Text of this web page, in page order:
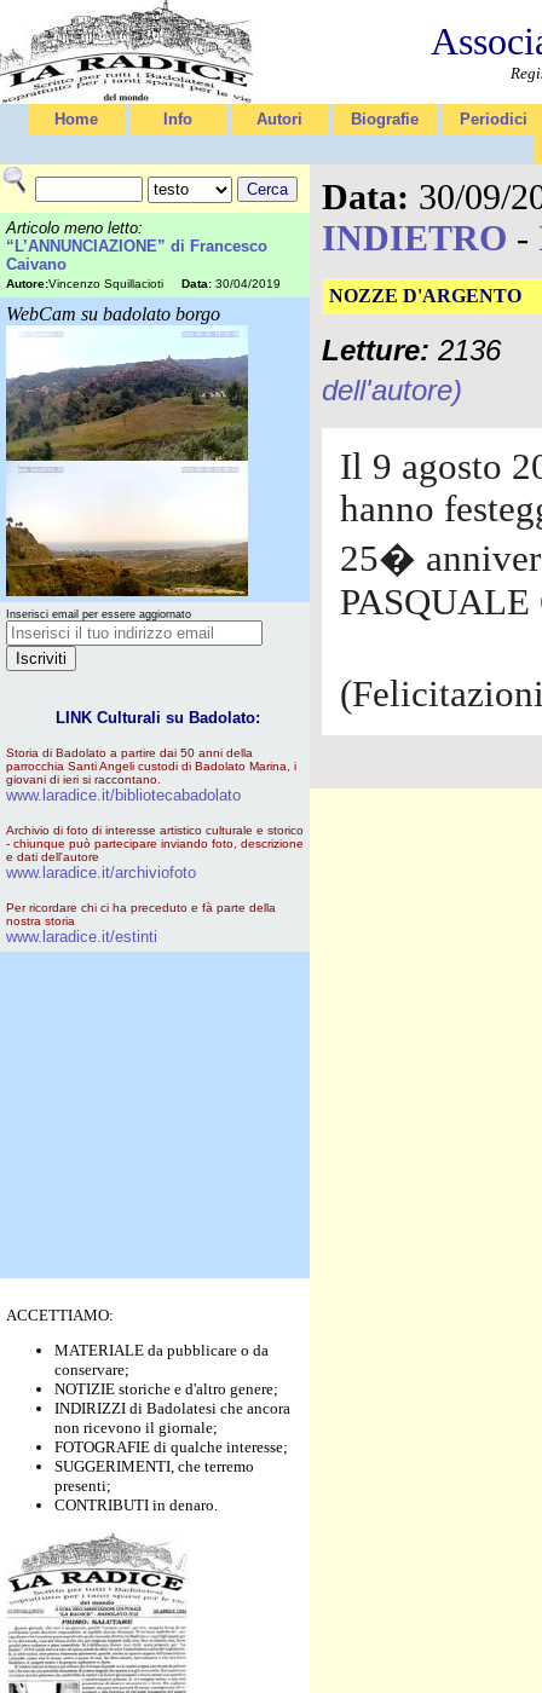
Home Info Autori Biografie Periodici
Articolo meno letto:
“L’ANNUNCIAZIONE” di Francesco
Caivano
Autore:Vincenzo Squillacioti Data: 30/04/2019
WebCam su badolato borgo
Inserisci email per essere aggiornato
LINK Culturali su Badolato:
Storia di Badolato a partire dai 50 anni della
parrocchia Santi Angeli custodi di Badolato Marina, i
giovani di ieri si raccontano.
www.laradice.it/bibliotecabadolato
Archivio di foto di interesse artistico culturale e storico
- chiunque può partecipare inviando foto, descrizione
e dati dell'autore
www.laradice.it/archiviofoto
Per ricordare chi ci ha preceduto e fà parte della
nostra storia
www.laradice.it/estinti
ACCETTIAMO:
MATERIALE da pubblicare o da
conservare;
NOTIZIE storiche e d'altro genere;
INDIRIZZI di Badolatesi che ancora
non ricevono il giornale;
FOTOGRAFIE di qualche interesse;
SUGGERIMENTI, che terremo
presenti;
CONTRIBUTI in denaro.
Data: 30/09/
INDIETRO -
NOZZE D'ARGENTO
Letture: 2136
dell'autore)
Il 9 agosto
hanno
25�